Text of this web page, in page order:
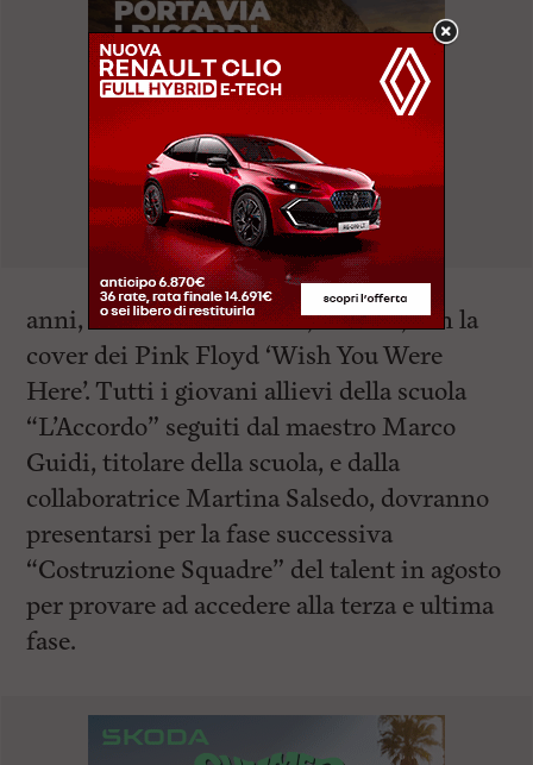
anni, eLorenzo Bettini, 12 anni, con la
cover dei Pink Floyd ‘Wish You Were
Here’. Tutti i giovani allievi della scuola
“L’Accordo” seguiti dal maestro Marco
Guidi, titolare della scuola, e dalla
collaboratrice Martina Salsedo, dovranno
presentarsi per la fase successiva
“Costruzione Squadre” del talent in agosto
per provare ad accedere alla terza e ultima
fase.